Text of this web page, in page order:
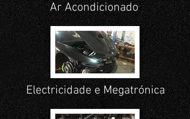
Ar Acondicionado
Electricidade e Megatrónica